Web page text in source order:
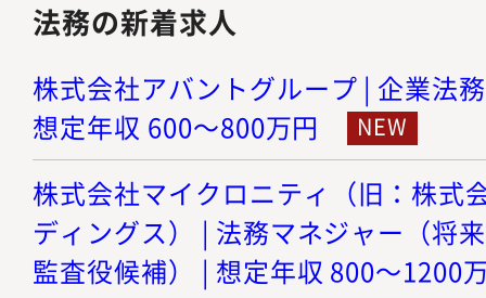
法務の新着求人
株式会社アバントグループ | 企業法
想定年収 600～800万円
株式会社マイクロニティ（旧：株式
ディングス） | 法務マネジャー（将
監査役候補） | 想定年収 800～1200